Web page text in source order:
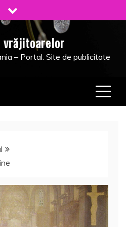
– Portal. Site de publicitate